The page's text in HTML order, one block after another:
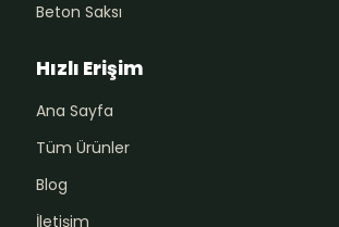
Beton Saksı
Hızlı Erişim
Ana Sayfa
Tüm Ürünler
Blog
İletişim